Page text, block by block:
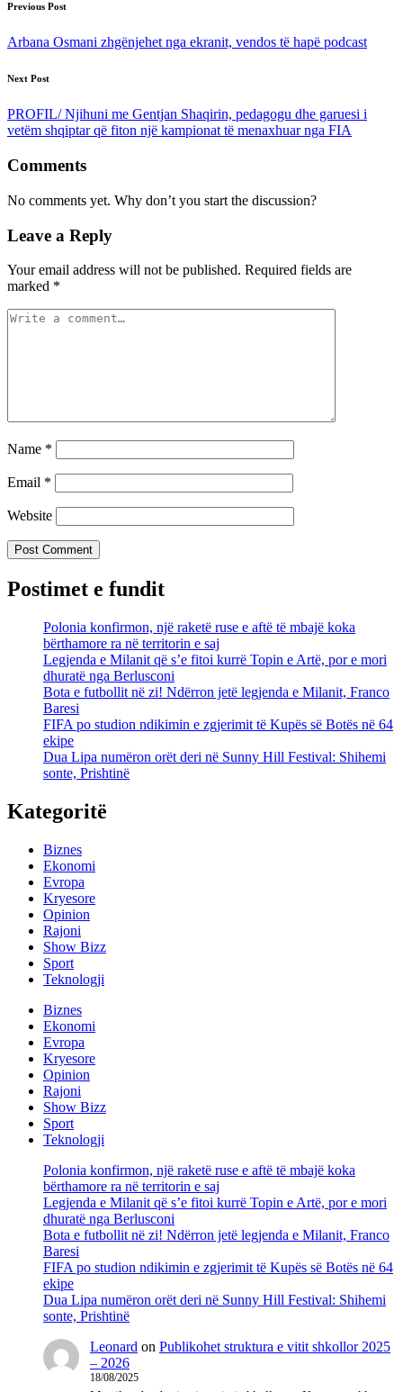
Post
navigation
Previous Post
Arbana Osmani zhgënjehet nga ekranit, vendos të hapë podcast
Next Post
PROFIL/ Njihuni me Gentjan Shaqirin, pedagogu dhe garuesi i
vetëm shqiptar që fiton një kampionat të menaxhuar nga FIA
Comments
No comments yet. Why don’t you start the discussion?
Leave a Reply
Your email address will not be published. Required fields are
marked *
Name *
Email *
Website
Postimet e fundit
Polonia konfirmon, një raketë ruse e aftë të mbajë koka
bërthamore ra në territorin e saj
Legjenda e Milanit që s’e fitoi kurrë Topin e Artë, por e mori
dhuratë nga Berlusconi
Bota e futbollit në zi! Ndërron jetë legjenda e Milanit, Franco
Baresi
FIFA po studion ndikimin e zgjerimit të Kupës së Botës në 64
ekipe
Dua Lipa numëron orët deri në Sunny Hill Festival: Shihemi
sonte, Prishtinë
Kategoritë
Biznes
Ekonomi
Evropa
Kryesore
Opinion
Rajoni
Show Bizz
Sport
Teknologji
Biznes
Ekonomi
Evropa
Kryesore
Opinion
Rajoni
Show Bizz
Sport
Teknologji
Polonia konfirmon, një raketë ruse e aftë të mbajë koka
bërthamore ra në territorin e saj
Legjenda e Milanit që s’e fitoi kurrë Topin e Artë, por e mori
dhuratë nga Berlusconi
Bota e futbollit në zi! Ndërron jetë legjenda e Milanit, Franco
Baresi
FIFA po studion ndikimin e zgjerimit të Kupës së Botës në 64
ekipe
Dua Lipa numëron orët deri në Sunny Hill Festival: Shihemi
sonte, Prishtinë
Leonard on Publikohet struktura e vitit shkollor 2025
– 2026
18/08/2025